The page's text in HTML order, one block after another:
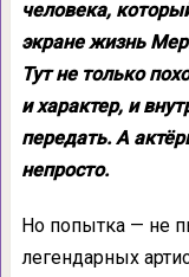
человека,
экране жизнь
Тут не только
и характер, и
передать. А
непросто.
Но попытка — не
легендарных